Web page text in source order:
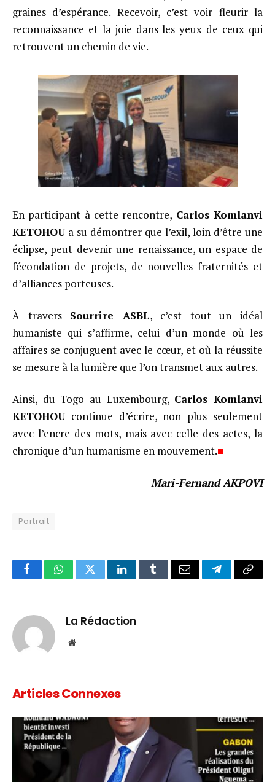
graines d’espérance. Recevoir, c’est voir fleurir la
reconnaissance et la joie dans les yeux de ceux qui
retrouvent un chemin de vie.
En participant à cette rencontre, Carlos Komlanvi
KETOHOUa su démontrer que l’exil, loin d’être une
éclipse, peut devenir une renaissance, un espace de
fécondation de projets, de nouvelles fraternités et
d’alliances porteuses.
À travers Sourrire ASBL, c’est tout un idéal
humaniste qui s’affirme, celui d’un monde où les
affaires se conjuguent avec le cœur, et où la réussite
se mesure à la lumière que l’on transmet aux autres.
Ainsi, du Togo au Luxembourg, Carlos Komlanvi
KETOHOUcontinue d’écrire, non plus seulement
avec l’encre des mots, mais avec celle des actes, la
chronique d’un humanisme en mouvement.■
Mari-Fernand AKPOVI
Portrait
FacebookWhatsAppTwitterLinkedInTumblrEmail TelegramCopy
La Rédaction
Website
Articles Connexes